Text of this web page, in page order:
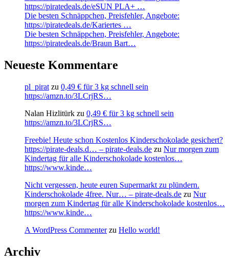
https://piratedeals.de/eSUN PLA+ …
Die besten Schnäppchen, Preisfehler, Angebote:
https://piratedeals.de/Kariertes …
Die besten Schnäppchen, Preisfehler, Angebote:
https://piratedeals.de/Braun Bart…
Neueste Kommentare
pl_pirat zu 0,49 € für 3 kg schnell sein
https://amzn.to/3LCrjRS…
Nalan Hizlitürk zu 0,49 € für 3 kg schnell sein
https://amzn.to/3LCrjRS…
Freebie! Heute schon Kostenlos Kinderschokolade gesichert?
https://pirate-deals.d… – pirate-deals.de zu Nur morgen zum
Kindertag für alle Kinderschokolade kostenlos…
https://www.kinde…
Nicht vergessen, heute euren Supermarkt zu plündern.
Kinderschokolade 4free. Nur… – pirate-deals.de zu Nur
morgen zum Kindertag für alle Kinderschokolade kostenlos…
https://www.kinde…
A WordPress Commenterzu Hello world!
Archiv